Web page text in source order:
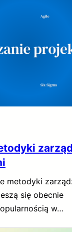
metodyki
się obecnie
w…